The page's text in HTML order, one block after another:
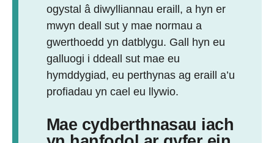
ogystal â diwylliannau eraill, a hyn er
mwyn deall sut y mae normau a
gwerthoedd yn datblygu. Gall hyn eu
galluogi i ddeall sut mae eu
hymddygiad, eu perthynas ag eraill a’u
profiadau yn cael eu llywio.
Mae cydberthnasau iach